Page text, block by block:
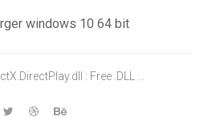
windows 10 64 bit
: Free .DLL …